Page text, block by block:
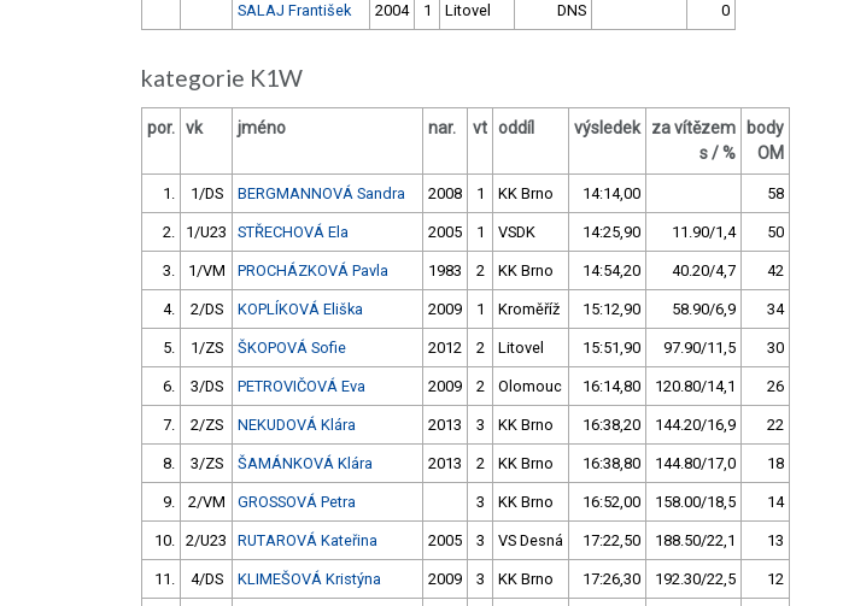
SALAJ František 2004 1 Litovel DNS 0
kategorie K1W
por. vk jméno nar. vt oddíl výsledek
za vítězem
s / %
body
OM
1. 1/DS BERGMANNOVÁ Sandra 2008 1 KK Brno 14:14,00 58
2. 1/U23 STŘECHOVÁ Ela 2005 1 VSDK 14:25,90 11.90/1,4 50
3. 1/VM PROCHÁZKOVÁ Pavla 1983 2 KK Brno 14:54,20 40.20/4,7 42
4. 2/DS KOPLÍKOVÁ Eliška 2009 1 Kroměříž 15:12,90 58.90/6,9 34
5. 1/ZS ŠKOPOVÁ Sofie 2012 2 Litovel 15:51,90 97.90/11,5 30
6. 3/DS PETROVIČOVÁ Eva 2009 2 Olomouc 16:14,80 120.80/14,1 26
7. 2/ZS NEKUDOVÁ Klára 2013 3 KK Brno 16:38,20 144.20/16,9 22
8. 3/ZS ŠAMÁNKOVÁ Klára 2013 2 KK Brno 16:38,80 144.80/17,0 18
9. 2/VM GROSSOVÁ Petra 3 KK Brno 16:52,00 158.00/18,5 14
10. 2/U23 RUTAROVÁ Kateřina 2005 3 VS Desná 17:22,50 188.50/22,1 13
11. 4/DS KLIMEŠOVÁ Kristýna 2009 3 KK Brno 17:26,30 192.30/22,5 12